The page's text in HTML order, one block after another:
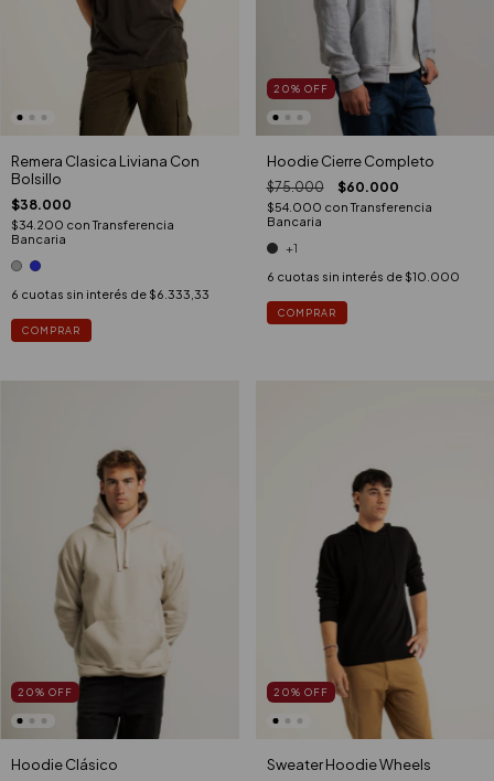
Remera Clasica Liviana Con
Bolsillo
$38.000
$34.200 con Transferencia
Bancaria
6 cuotas sin interés de $6.333,33
COMPRAR
20% OFF
Hoodie Cierre Completo
$75.000 $60.000
$54.000 conTransferencia
Bancaria
+1
6 cuotas sin interés de $10.000
COMPRAR
20% OFF
Hoodie Clásico
20% OFF
Sweater Hoodie Wheels